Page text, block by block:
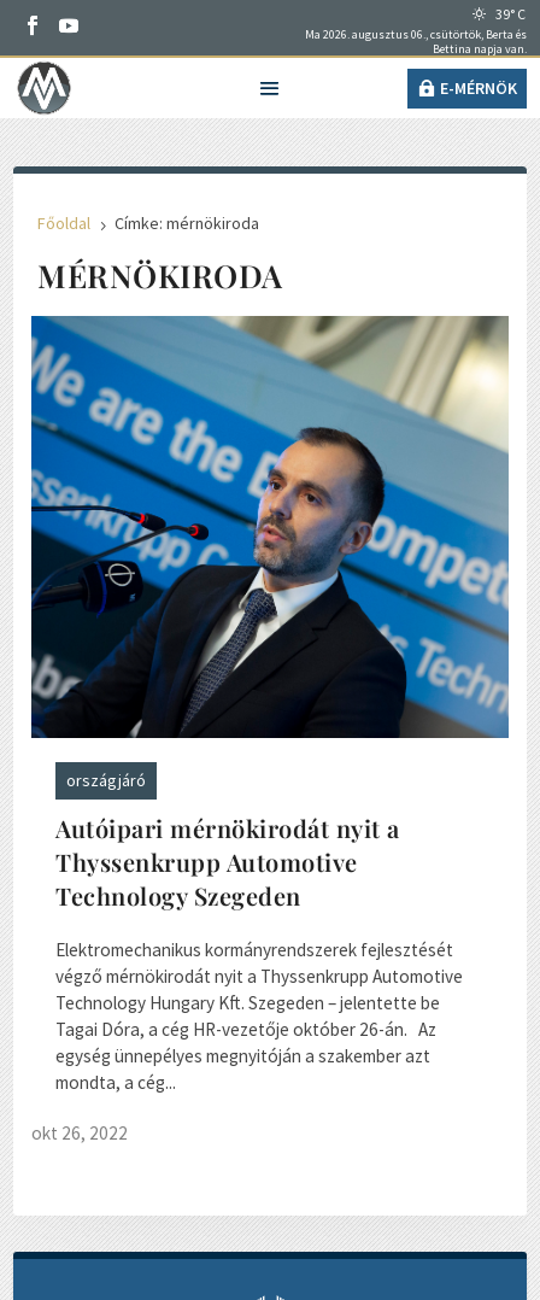
39° C
Ma 2026. augusztus 06., csütörtök, Berta és
Bettina napja van.
E-MÉRNÖK
Főoldal 5 Címke: mérnökiroda
MÉRNÖKIRODA
országjáró
Autóipari mérnökirodát nyit a
Thyssenkrupp Automotive
Technology Szegeden
Elektromechanikus kormányrendszerek fejlesztését
végző mérnökirodát nyit a Thyssenkrupp Automotive
Technology Hungary Kft. Szegeden – jelentette be
Tagai Dóra, a cég HR-vezetője október 26-án. Az
egység ünnepélyes megnyitóján a szakember azt
mondta, a cég...
okt 26, 2022